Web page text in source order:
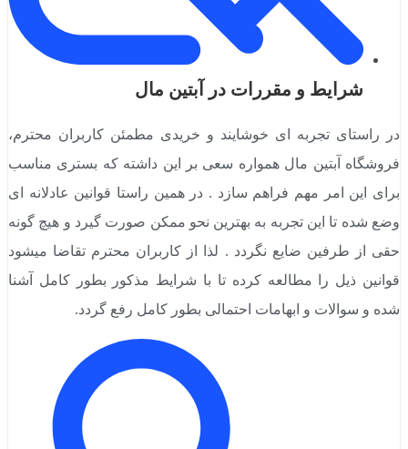
شرایط و مقررات در آبتین مال
در راستای تجربه ای خوشایند و خریدی مطمئن کاربران محترم،
فروشگاه آبتین مال همواره سعی بر این داشته که بستری مناسب
برای این امر مهم فراهم سازد . در همین راستا قوانین عادلانه ای
وضع شده تا این تجربه به بهترین نحو ممکن صورت گیرد و هیچ گونه
حقی از طرفین ضایع نگردد . لذا از کاربران محترم تقاضا میشود
قوانین ذیل را مطالعه کرده تا با شرایط مذکور بطور کامل آشنا
شده و سوالات و ابهامات احتمالی بطور کامل رفع گردد.